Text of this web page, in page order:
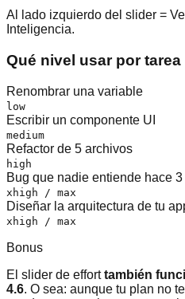
Al lado izquierdo del slider =
Inteligencia.
Qué nivel usar por tarea
Renombrar una variable
low
Escribir un componente UI
medium
Refactor de 5 archivos
high
Bug que nadie entiende hace
xhigh / max
Diseñar la arquitectura de tu
xhigh / max
Bonus
El slider de effort también
4.6. O sea: aunque tu plan no